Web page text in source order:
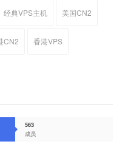
经典VPS主机 美国CN2
CN2 香港VPS
563
成员